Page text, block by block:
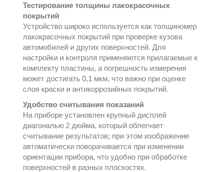
Тестирование толщины лакокрасочных
покрытий
Устройство широко используется как толщиномер
лакокрасочных покрытий при проверке кузова
автомобилей и других поверхностей. Для
настройки и контроля применяются прилагаемые к
комплекту пластины, а погрешность измерения
может достигать 0,1 мкм, что важно при оценке
слоя краски и антикоррозийных покрытий.
Удобство считывания показаний
На приборе установлен крупный дисплей
диагональю 2 дюйма, который облегчает
считывание результатов; при этом изображение
автоматически поворачивается при изменении
ориентации прибора, что удобно при обработке
поверхностей в разных плоскостях.